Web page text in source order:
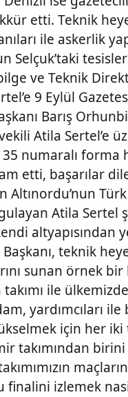
etti. Teknik
ile askerlik
Selçuk’taki
ve Teknik
9 Eylül
Barış
Atila Sertel’e
35 numaralı
etti, başarılar
Altınordu’nun
Atila Sertel
Başkanı, teknik
sunan örnek
ile
yardımcıları
için her iki
takımından
finalini izlemek